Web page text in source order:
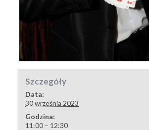
Szczegóły
Data:
30 września 2023
Godzina:
11:00 – 12:30